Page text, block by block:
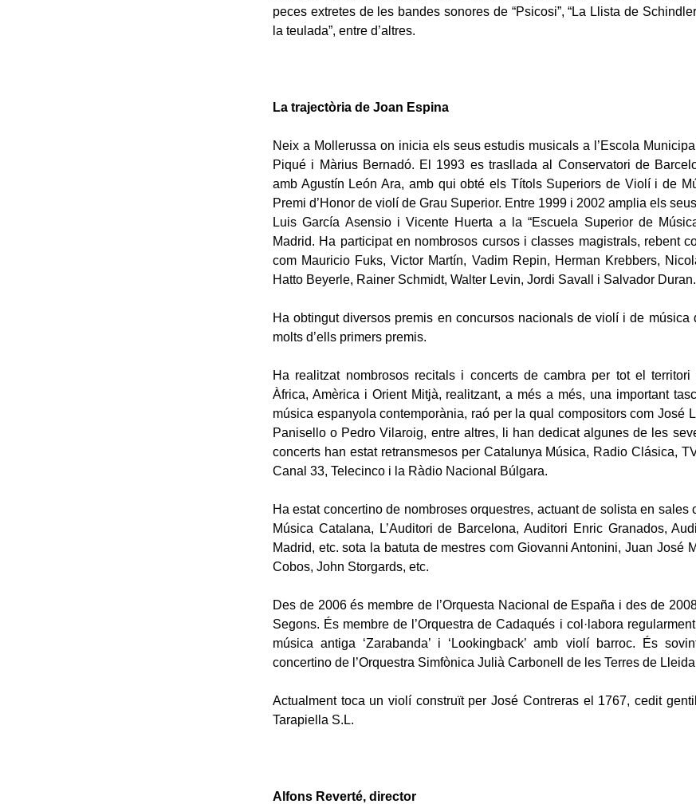
peces extretes de les bandes sonores de “Psicosi”, “La Llista de
la teulada”, entre d’altres.
La trajectòria de Joan Espina
Neix a Mollerussa on inicia els seus estudis musicals a l’Escola
Piqué i Màrius Bernadó. El 1993 es trasllada al Conservatori de
amb Agustín León Ara, amb qui obté els Títols Superiors de Violí i de
Premi d’Honor de violí de Grau Superior. Entre 1999 i 2002 amplia els
Luis García Asensio i Vicente Huerta a la “Escuela Superior de
Madrid. Ha participat en nombrosos cursos i classes magistrals, rebent
com Mauricio Fuks, Victor Martín, Vadim Repin, Herman Krebbers,
Hatto Beyerle, Rainer Schmidt, Walter Levin, Jordi Savall i Salvador Duran.
Ha obtingut diversos premis en concursos nacionals de violí i de música
molts d’ells primers premis.
Ha realitzat nombrosos recitals i concerts de cambra per tot el territori
Àfrica, Amèrica i Orient Mitjà, realitzant, a més a més, una important
música espanyola contemporània, raó per la qual compositors com José
Panisello o Pedro Vilaroig, entre altres, li han dedicat algunes de les
concerts han estat retransmesos per Catalunya Música, Radio Clásica,
Canal 33, Telecinco i la Ràdio Nacional Búlgara.
Ha estat concertino de nombroses orquestres, actuant de solista en sales
Música Catalana, L’Auditori de Barcelona, Auditori Enric Granados,
Madrid, etc. sota la batuta de mestres com Giovanni Antonini, Juan José
Cobos, John Storgards, etc.
Des de 2006 és membre de l’Orquesta Nacional de España i des de
Segons. És membre de l’Orquestra de Cadaqués i col·labora
música antiga ‘Zarabanda’ i ‘Lookingback’ amb violí barroc. És
concertino de l’Orquestra Simfònica Julià Carbonell de les Terres de
Actualment toca un violí construït per José Contreras el 1767, cedit
Tarapiella S.L.
Alfons Reverté, director